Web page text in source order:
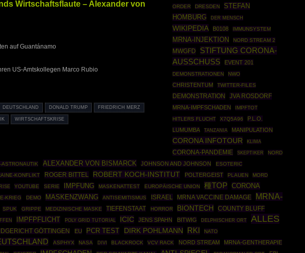
Wirtschaftsflaute – Alexander von
auf Guantánamo
US-Amtskollegen Marco Rubio
DEUTSCHLAND DONALD TRUMP FRIEDRICH MERZ
WIRTSCHAFTSKRISE
ORDER
DRESDEN
STEFAN
HOMBURG
DER MENSCH
WIKIPEDIA B0108 IMMUNSYSTEM
MRNA-INJEKTION NORD STREAM 2
MWGFD
STIFTUNG CORONA-
AUSSCHUSS
EVENT 201
DEMONSTRATIONEN NWO
CHRISTENTUM TWITTER-FILES
DEMONSTRATION JVA ROSDORF
MRNA-IMPFSCHADEN
IMPFTOT
HITLERS FLUCHT
X7Q5A96
P.L.O.
LUMUMBA
TANZANIA MANIPULATION
CORONA INFOTOUR KLIMA
CORONA-PANDEMIE SKEPTIKER
NORD
ASTRONAUTIK ALEXANDER VON BISMARCK JOHNSON AND JOHNSON ESOTERIC
KONFLIKT ROGER BITTEL ROBERT KOCH-INSTITUT POLTERGEIST PLAUEN MORD
YOUTUBE SERIE IMPFUNG MASKENATTEST EUROPÄISCHE UNION 種TOP
CORONA
KRIEG DEMO MASKENZWANG ANTISEMITISMUS ISRAEL MRNA VACCINE DAMAGE
MRNA-
SPUK GRIPPE MEDIZINISCHE MASKE TIEFENSTAAT HORROR BIONTECH
COUNTY BLUFF
IMPFPFLICHT POLY GRID TUTORIAL ICIC JENS SPAHN BITWIG DELPHISCHER ORT
ALLES
GÖTTINGEN EU PCR TEST DIRK POHLMANN RKI
NATO
ASPHYX NASA DIVI BLACKROCK VCV RACK NORD STREAM
MRNA-GENTHERAPIE